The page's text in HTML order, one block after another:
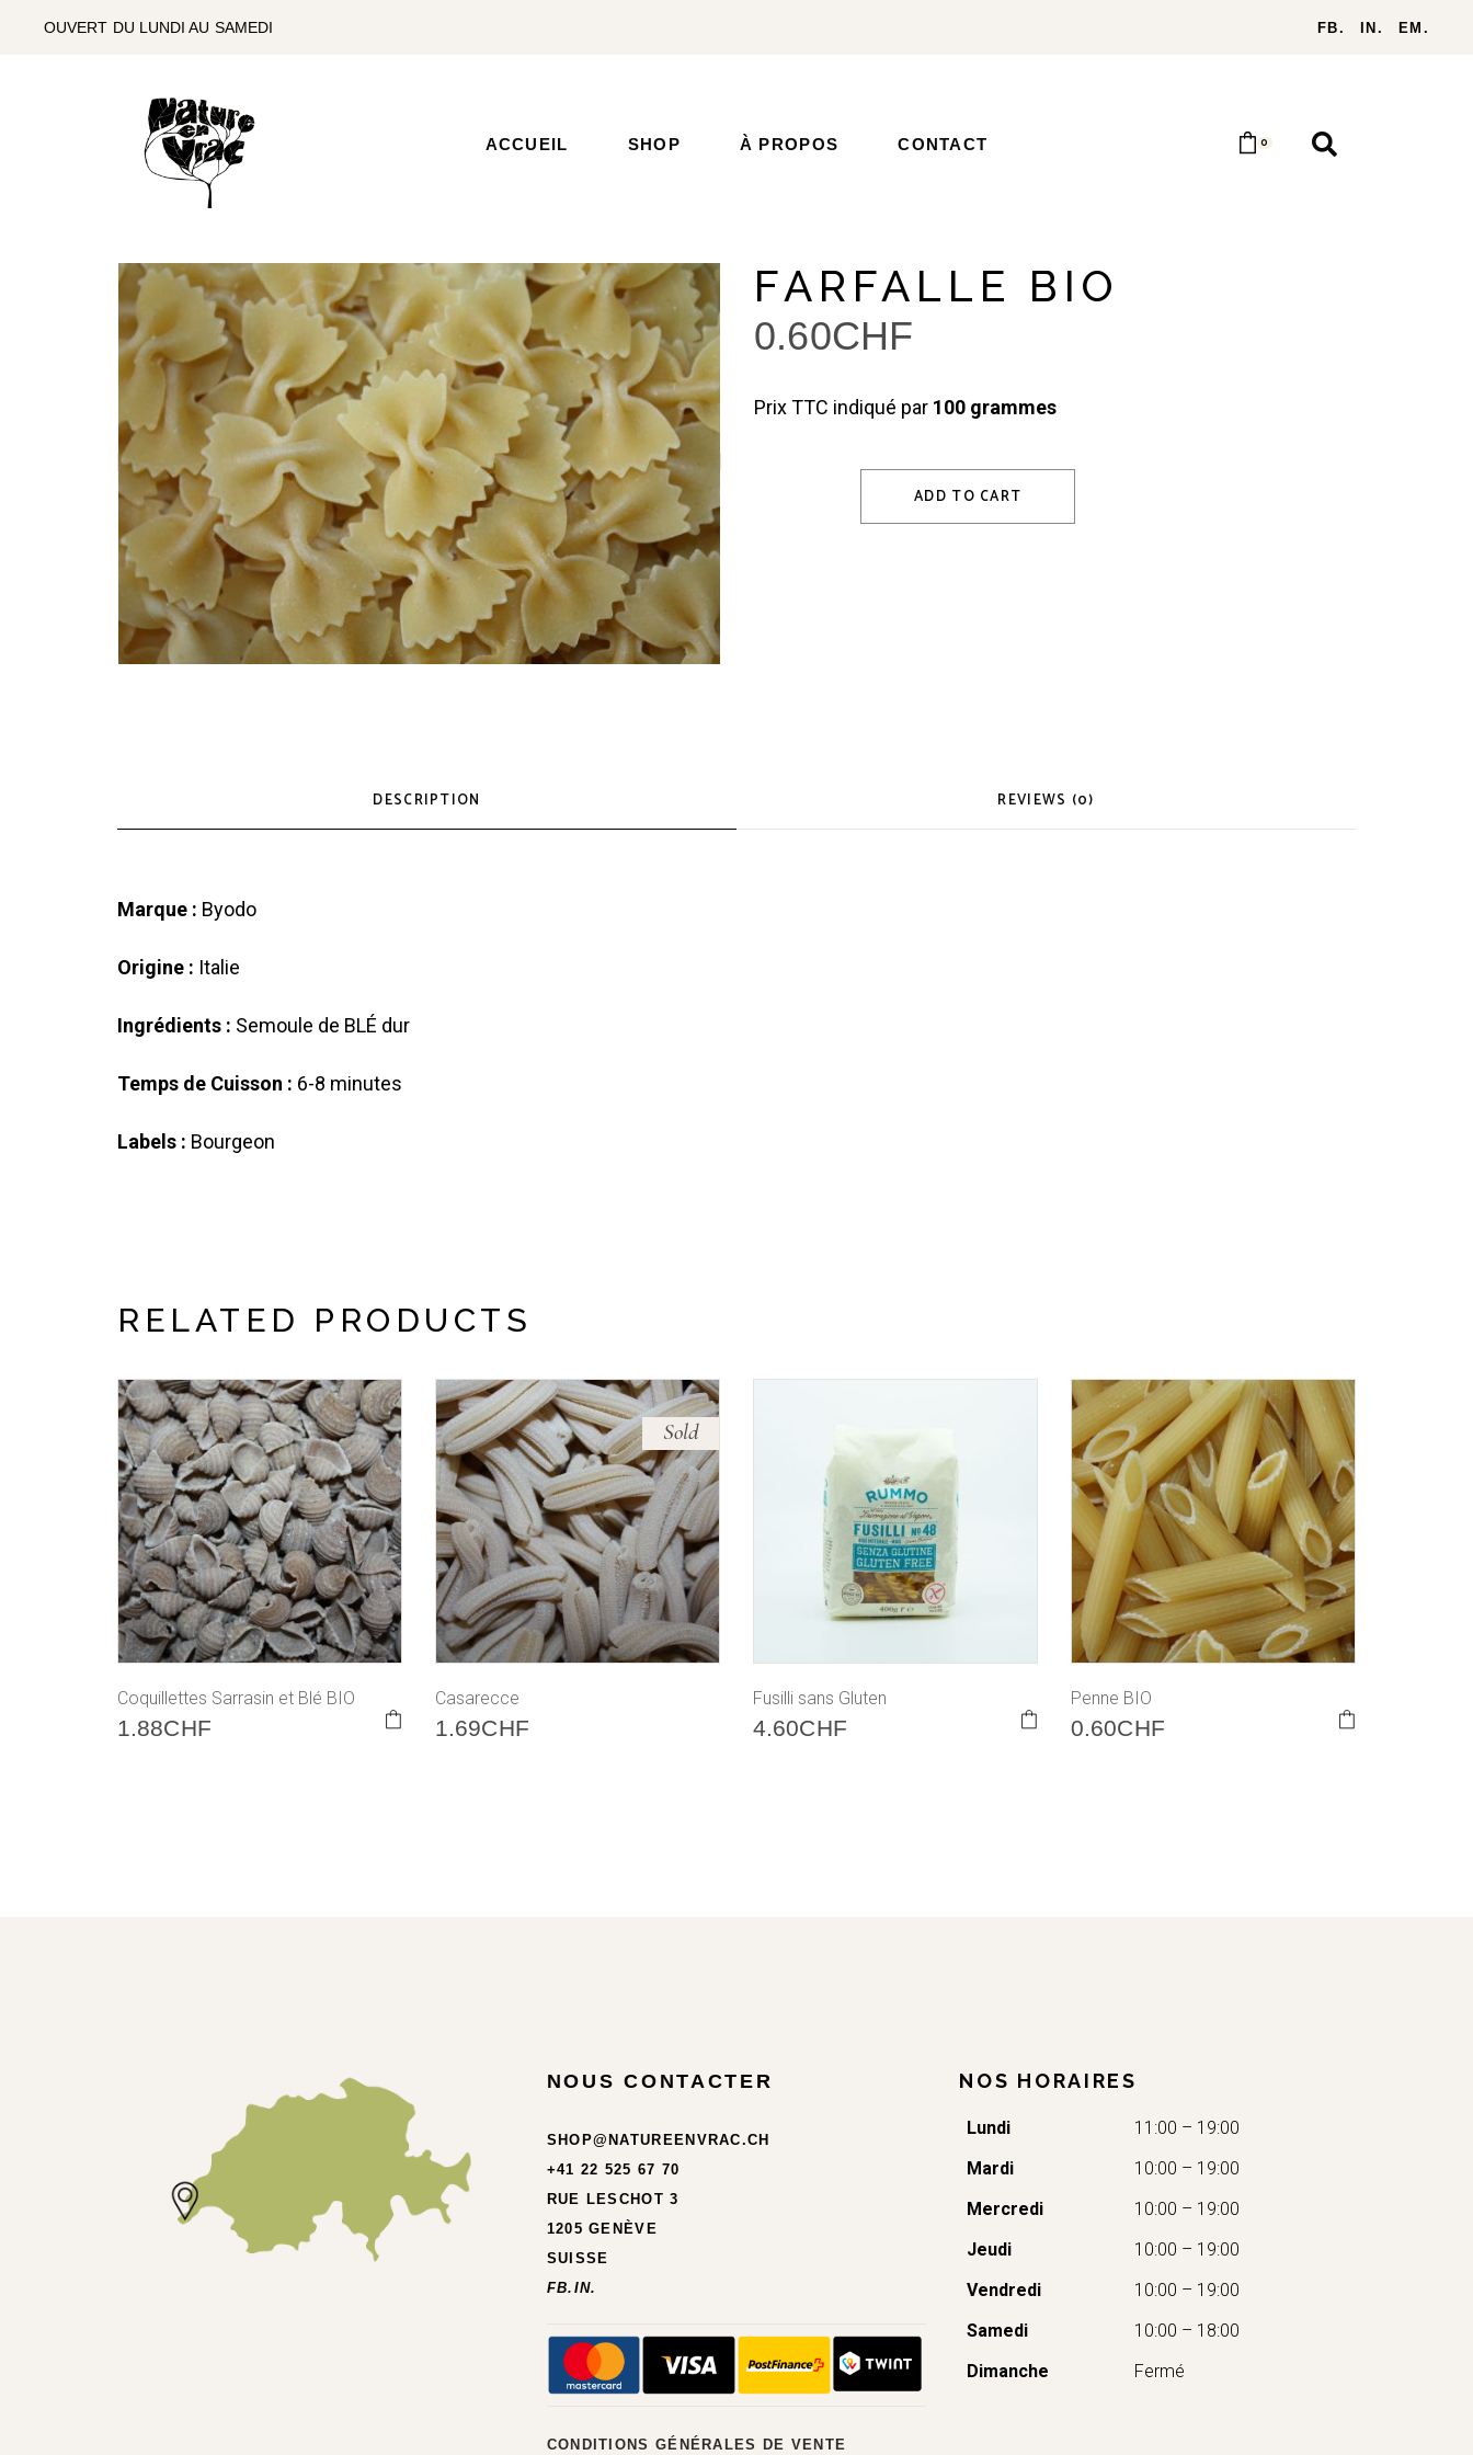
OUVERT DU LUNDI AU SAMEDI FB. IN. EM.
ACCUEIL SHOP À PROPOS CONTACT 0
FARFALLE BIO
0.60CHF
Prix TTC indiqué par 100 grammes
ADD TO CART
DESCRIPTION REVIEWS (0)
Marque : Byodo
Origine : Italie
Ingrédients : Semoule de BLÉ dur
Temps de Cuisson : 6-8 minutes
Labels : Bourgeon
RELATED PRODUCTS
Coquillettes Sarrasin et Blé BIO
1.88CHF
Sold
Casarecce
1.69CHF
Fusilli sans Gluten
4.60CHF
Penne BIO
0.60CHF
NOUS CONTACTER
SHOP@NATUREENVRAC.CH
+41 22 525 67 70
RUE LESCHOT 3
1205 GENÈVE
SUISSE
FB. IN.
CONDITIONS GÉNÉRALES DE VENTE
NOS HORAIRES
Lundi
11:00 – 19:00
Mardi
10:00 – 19:00
Mercredi
10:00 – 19:00
Jeudi
10:00 – 19:00
Vendredi
10:00 – 19:00
Samedi
10:00 – 18:00
Dimanche
Fermé